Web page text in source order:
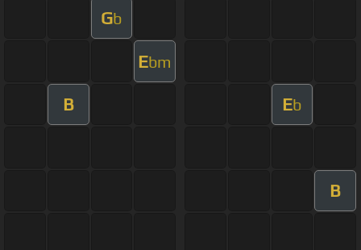
Gb
Ebm
B Eb
B